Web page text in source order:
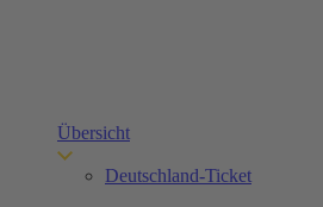
Übersicht
Deutschland-Ticket